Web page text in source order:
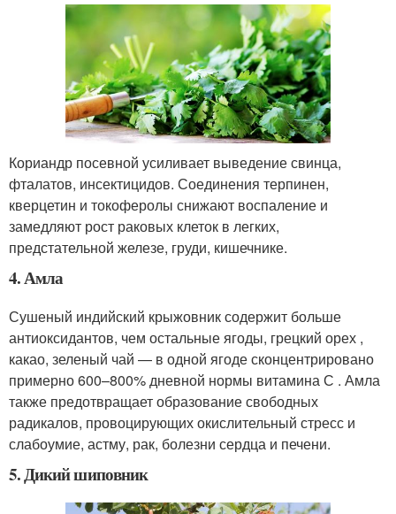
Кориандр посевной усиливает выведение свинца,
фталатов, инсектицидов. Соединения терпинен,
кверцетин и токоферолы снижают воспаление и
замедляют рост раковых клеток в легких,
предстательной железе, груди, кишечнике.
4. Амла
Сушеный индийский крыжовник содержит больше
антиоксидантов, чем остальные ягоды, грецкий орех ,
какао, зеленый чай — в одной ягоде сконцентрировано
примерно 600–800% дневной нормы витамина С . Амла
также предотвращает образование свободных
радикалов, провоцирующих окислительный стресс и
слабоумие, астму, рак, болезни сердца и печени.
5. Дикий шиповник